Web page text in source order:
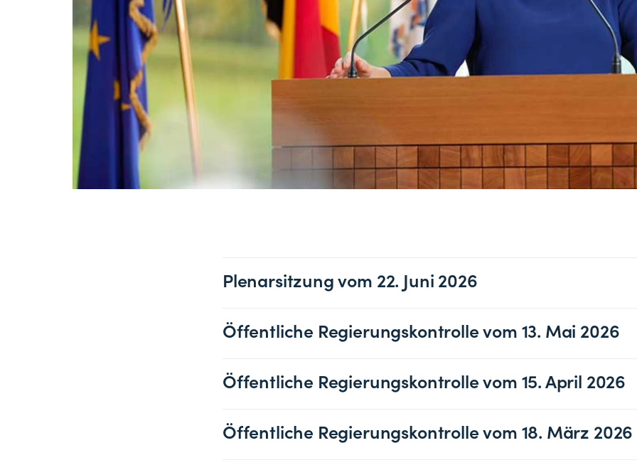
Plenarsitzung vom 22. Juni 2026
Öffentliche Regierungskontrolle vom 13. Mai 2026
Öffentliche Regierungskontrolle vom 15. April 2026
Öffentliche Regierungskontrolle vom 18. März 2026